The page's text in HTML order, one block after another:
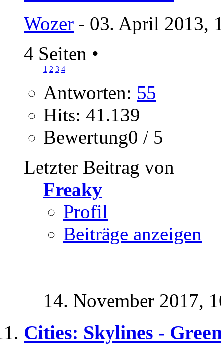
Wozer - 03. April 2013,
4 Seiten •
1 2 3 4
Antworten: 55
Hits: 41.139
Bewertung0 / 5
Letzter Beitrag von
Freaky
Profil
Beiträge anzeigen
14. November 2017,
Cities: Skylines -